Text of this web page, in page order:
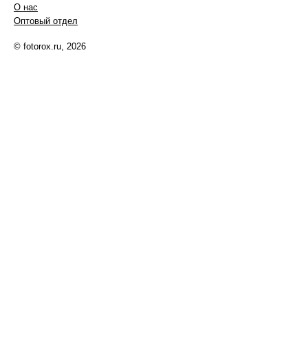
О нас
Оптовый отдел
© fotorox.ru, 2026